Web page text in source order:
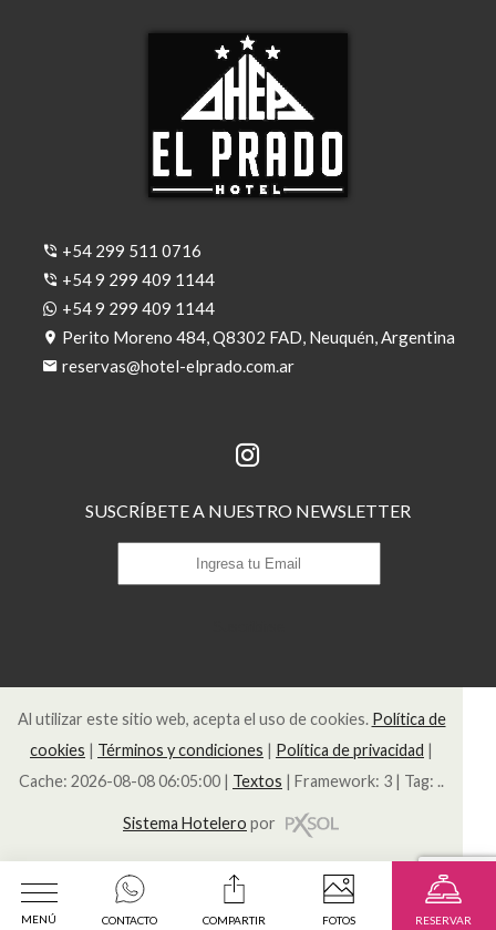
+54 299 511 0716
+54 9 299 409 1144
+54 9 299 409 1144
Perito Moreno 484, Q8302 FAD, Neuquén, Argentina
reservas@hotel-elprado.com.ar
SUSCRÍBETE A NUESTRO NEWSLETTER
Al utilizar este sitio web, acepta el uso de cookies. Política de
cookies | Términos y condiciones | Política de privacidad |
Cache: 2026-08-08 06:05:00 | Textos | Framework: 3 | Tag: ..
Sistema Hotelero por
MENÚ CONTACTO COMPARTIR FOTOS RESERVAR